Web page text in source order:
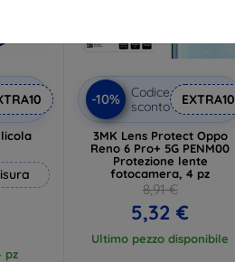
pz
-10%
Codice
sconto
EXTRA10
3MK Lens Protect Oppo
Reno 6 Pro+ 5G PENM00
Protezione lente
fotocamera, 4 pz
8,91 €
5,32 €
Ultimo pezzo disponibile